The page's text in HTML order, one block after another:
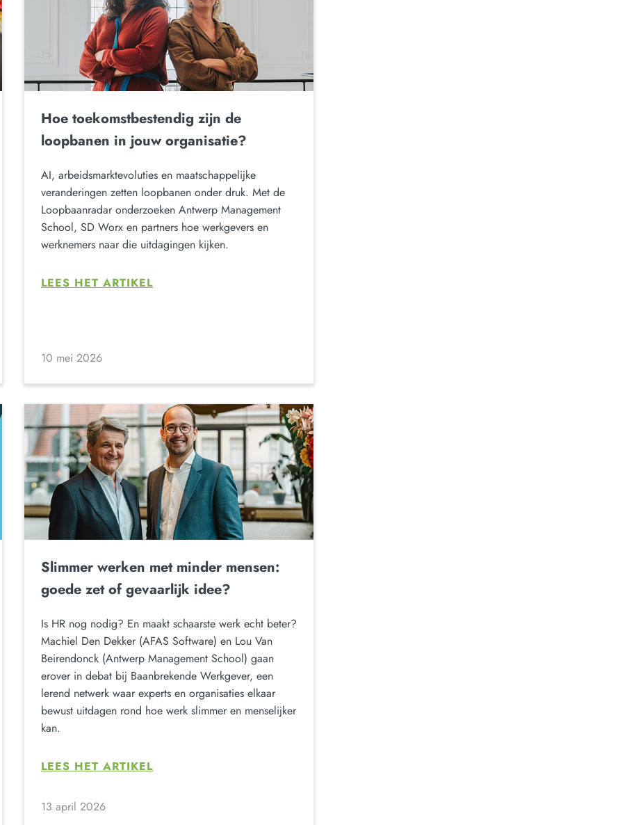
Hoe toekomstbestendig zijn de
loopbanen in jouw organisatie?
AI, arbeidsmarktevoluties en maatschappelijke
veranderingen zetten loopbanen onder druk. Met de
Loopbaanradar onderzoeken Antwerp Management
School, SD Worx en partners hoe werkgevers en
werknemers naar die uitdagingen kijken.
LEES HET ARTIKEL
10 mei 2026
Slimmer werken met minder mensen:
goede zet of gevaarlijk idee?
Is HR nog nodig? En maakt schaarste werk echt beter?
Machiel Den Dekker (AFAS Software) en Lou Van
Beirendonck (Antwerp Management School) gaan
erover in debat bij Baanbrekende Werkgever, een
lerend netwerk waar experts en organisaties elkaar
bewust uitdagen rond hoe werk slimmer en menselijker
kan.
LEES HET ARTIKEL
13 april 2026